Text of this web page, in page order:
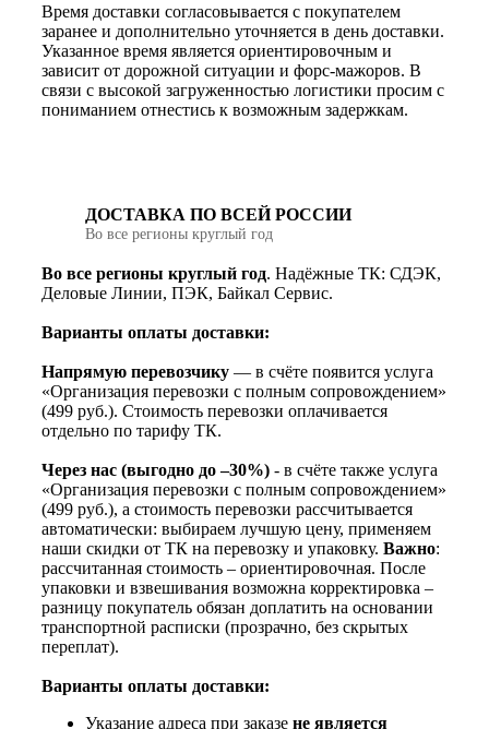
Время доставки согласовывается с покупателем
заранее и дополнительно уточняется в день доставки.
Указанное время является ориентировочным и
зависит от дорожной ситуации и форс-мажоров. В
связи с высокой загруженностью логистики просим с
пониманием отнестись к возможным задержкам.
ДОСТАВКА ПО ВСЕЙ РОССИИ
Во все регионы круглый год
Во все регионы круглый год. Надёжные ТК: СДЭК,
Деловые Линии, ПЭК, Байкал Сервис.
Варианты оплаты доставки:
Напрямую перевозчику — в счёте появится услуга
«Организация перевозки с полным сопровождением»
(499 руб.). Стоимость перевозки оплачивается
отдельно по тарифу ТК.
Через нас (выгодно до –30%) - в счёте также услуга
«Организация перевозки с полным сопровождением»
(499 руб.), а стоимость перевозки рассчитывается
автоматически: выбираем лучшую цену, применяем
наши скидки от ТК на перевозку и упаковку. Важно:
рассчитанная стоимость – ориентировочная. После
упаковки и взвешивания возможна корректировка –
разницу покупатель обязан доплатить на основании
транспортной расписки (прозрачно, без скрытых
переплат).
Варианты оплаты доставки:
Указание адреса при заказе не является